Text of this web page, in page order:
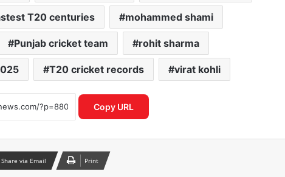
T20 centuries mohammed shami
Punjab cricket team rohit sharma
T20 cricket records virat kohli
Copy URL
Share via Email Print
ICC महिला T20 वर्ल्ड कप 2026 में रिकॉर्ड
इनामी राशि ने बढ़ाया रोमांच
IPL नियम उल्लंघन का शक राजस्थान रॉयल्स
मैनेजर पर एक्शन की मांग तेज
रोमांचक जीत, केकेआर को झटका